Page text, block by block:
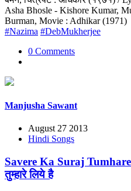
Asha Bhosle - Kishore Kumar,
Burman, Movie : Adhikar (1971)
#Nazima #DebMukherjee
0 Comments
Manjusha Sawant
August 27 2013
Hindi Songs
Savere Ka Suraj
तुम्हारे लिये है